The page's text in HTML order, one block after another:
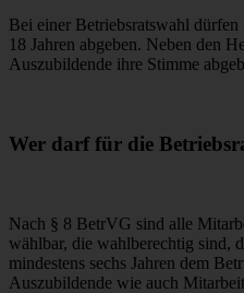
Bei einer Betriebsratswahl
18 Jahren abgeben. Neben den
Auszubildende ihre Stimme
Wer darf für die
Nach § 8 BetrVG sind alle
wählbar, die wahlberechtig sind,
mindestens sechs Jahren dem
Auszubildende wie auch